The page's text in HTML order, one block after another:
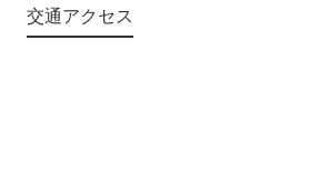
交通アクセス